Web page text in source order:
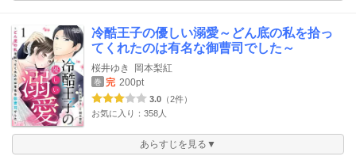
冷酷王子の優しい溺愛～どん底の私を拾っ
てくれたのは有名な御曹司でした～
桜井ゆき 岡本梨紅
巻 完 200pt
3.0 （2件）
お気に入り：358人
あらすじを見る▼